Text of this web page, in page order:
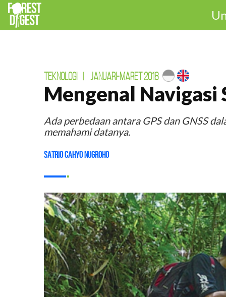
TEKNOLOGI JANUARI-MARET 2018
Mengenal Navigasi
Ada perbedaan antara GPS dan GNSS
memahami datanya.
Satrio Cahyo Nugroho